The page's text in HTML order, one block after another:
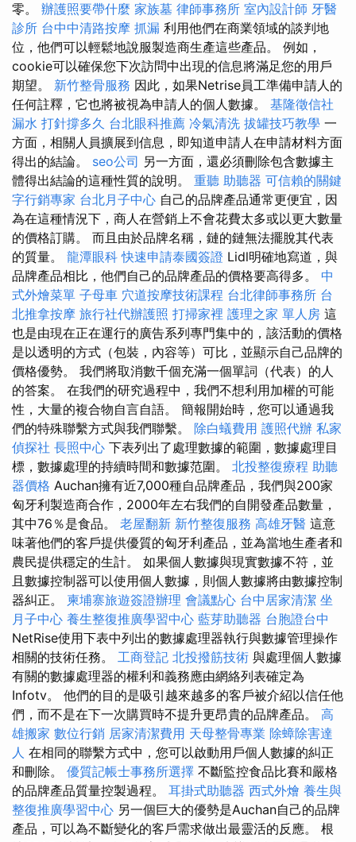
零。 辦護照要帶什麼 家族墓 律師事務所 室內設計師 牙醫
診所 台中中清路按摩 抓漏 利用他們在商業領域的談判地
位，他們可以輕鬆地說服製造商生產這些產品。 例如，
cookie可以確保您下次訪問中出現的信息將滿足您的用戶
期望。 新竹整骨服務 因此，如果Netrise員工準備申請人的
任何註釋，它也將被視為申請人的個人數據。 基隆徵信社
漏水 打針撐多久 台北眼科推薦 冷氣清洗 拔罐技巧教學 一
方面，相關人員擴展到信息，即知道申請人在申請材料方面
得出的結論。 seo公司 另一方面，還必須刪除包含數據主
體得出結論的這種性質的說明。 重聽 助聽器 可信賴的關鍵
字行銷專家 台北月子中心 自己的品牌產品通常更便宜，因
為在這種情況下，商人在營銷上不會花費太多或以更大數量
的價格訂購。 而且由於品牌名稱，鏈的鏈無法擺脫其代表
的質量。 龍潭眼科 快速申請泰國簽證 Lidl明確地寫道，與
品牌產品相比，他們自己的品牌產品的價格要高得多。 中
式外燴菜單 子母車 穴道按摩技術課程 台北律師事務所 台
北推拿按摩 旅行社代辦護照 打掃家裡 護理之家 單人房 這
也是由現在正在運行的廣告系列專門集中的，該活動的價格
是以透明的方式（包裝，內容等）可比，並顯示自己品牌的
價格優勢。 我們將取消數千個充滿一個單詞（代表）的人
的答案。 在我們的研究過程中，我們不想利用加權的可能
性，大量的複合物自言自語。 簡報開始時，您可以通過我
們的特殊聯繫方式與我們聯繫。 除白蟻費用 護照代辦 私家
偵探社 長照中心 下表列出了處理數據的範圍，數據處理目
標，數據處理的持續時間和數據范圍。 北投整復療程 助聽
器價格 Auchan擁有近7,000種自品牌產品，我們與200家
匈牙利製造商合作，2000年左右我們的自開發產品數量，
其中76％是食品。 老屋翻新 新竹整復服務 高雄牙醫 這意
味著他們的客戶提供優質的匈牙利產品，並為當地生產者和
農民提供穩定的生計。 如果個人數據與現實數據不符，並
且數據控制器可以使用個人數據，則個人數據將由數據控制
器糾正。 柬埔寨旅遊簽證辦理 會議點心 台中居家清潔 坐
月子中心 養生整復推廣學習中心 藍芽助聽器 台胞證台中
NetRise使用下表中列出的數據處理器執行與數據管理操作
相關的技術任務。 工商登記 北投撥筋技術 與處理個人數據
有關的數據處理器的權利和義務應由網絡列表確定為
Infotv。 他們的目的是吸引越來越多的客戶被介紹以信任他
們，而不是在下一次購買時不提升更昂貴的品牌產品。 高
雄搬家 數位行銷 居家清潔費用 天母整骨專業 除蟑除害達
人 在相同的聯繫方式中，您可以啟動用戶個人數據的糾正
和刪除。 優質記帳士事務所選擇 不斷監控食品比賽和嚴格
的品牌產品質量控製過程。 耳掛式助聽器 西式外燴 養生與
整復推廣學習中心 另一個巨大的優勢是Auchan自己的品牌
產品，可以為不斷變化的客戶需求做出最靈活的反應。 根